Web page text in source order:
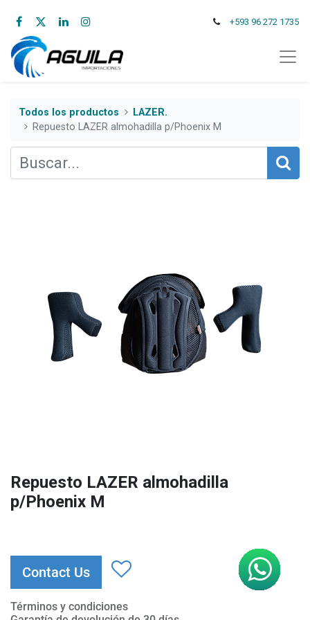
+593 96 272 1735
Todos los productos
LAZER.
Repuesto LAZER almohadilla p/Phoenix M
Repuesto LAZER almohadilla
p/Phoenix M
Contact Us
Términos y condiciones